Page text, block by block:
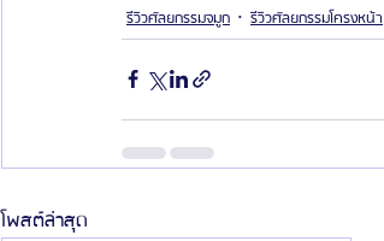
รีวิวศัลยกรรมจมูก รีวิวศัลยกรรมโครงหน้า
โพสต์ล่าสุด